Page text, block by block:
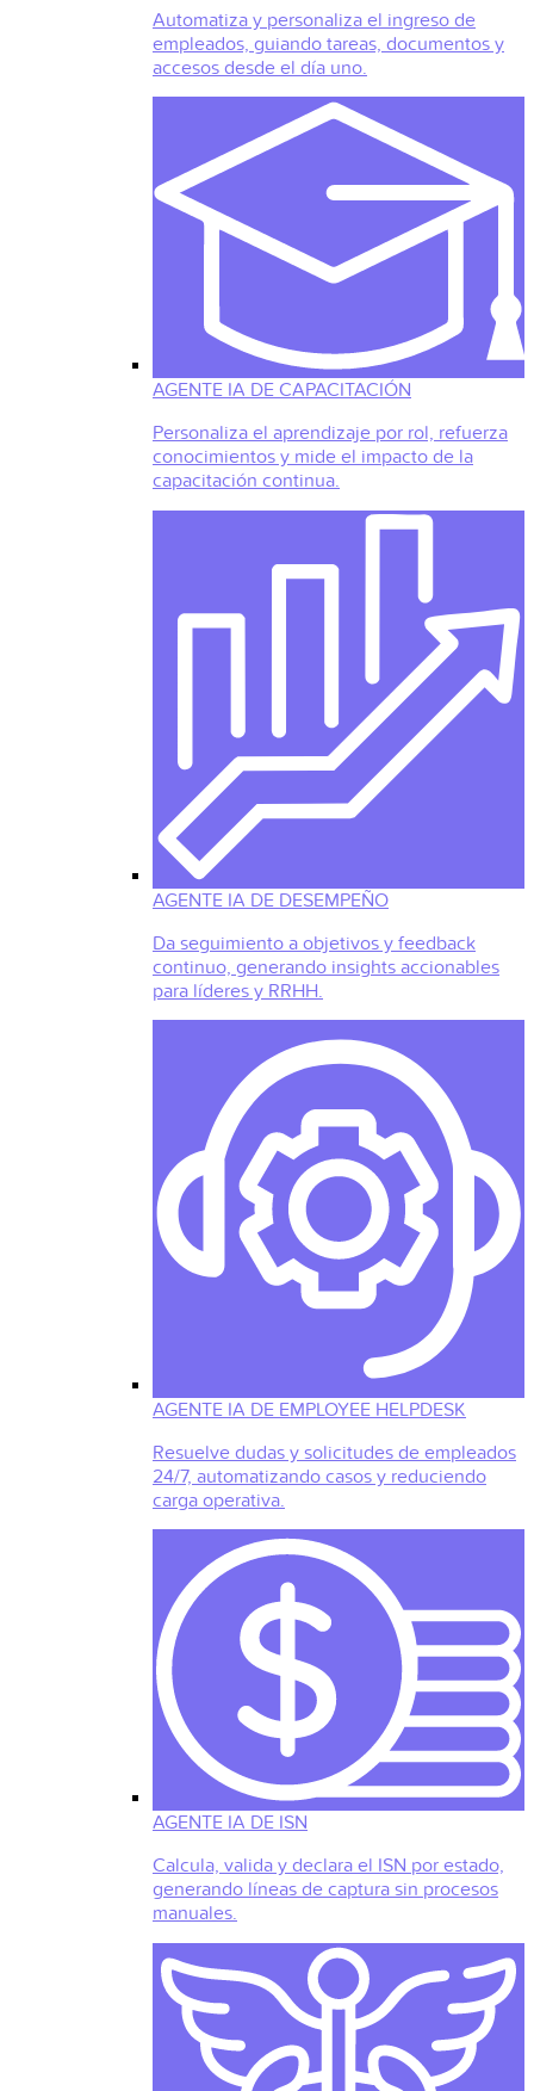
Automatiza y personaliza el ingreso de
empleados, guiando tareas, documentos y
accesos desde el día uno.
AGENTE IA DE CAPACITACIÓN
Personaliza el aprendizaje por rol, refuerza
conocimientos y mide el impacto de la
capacitación continua.
AGENTE IA DE DESEMPEÑO
Da seguimiento a objetivos y feedback
continuo, generando insights accionables
para líderes y RRHH.
AGENTE IA DE EMPLOYEE HELPDESK
Resuelve dudas y solicitudes de empleados
24/7, automatizando casos y reduciendo
carga operativa.
AGENTE IA DE ISN
Calcula, valida y declara el ISN por estado,
generando líneas de captura sin procesos
manuales.